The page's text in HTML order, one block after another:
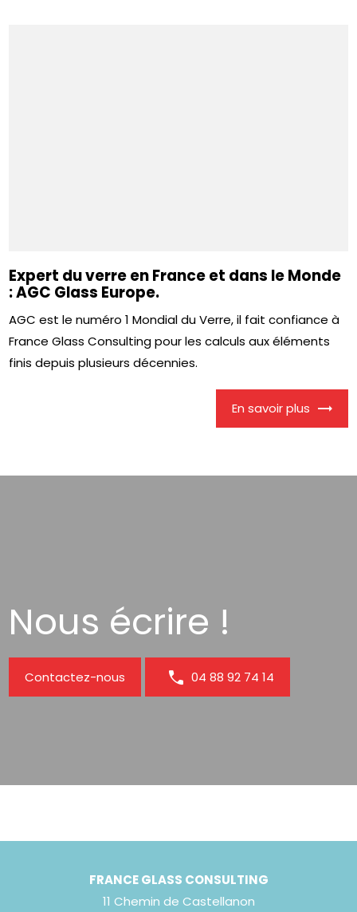
Expert du verre en France et dans le Monde
: AGC Glass Europe.
AGC est le numéro 1 Mondial du Verre, il fait confiance à
France Glass Consulting pour les calculs aux éléments
finis depuis plusieurs décennies.
En savoir plus
Nous écrire !
Contactez-nous 04 88 92 74 14
FRANCE GLASS CONSULTING
11 Chemin de Castellanon